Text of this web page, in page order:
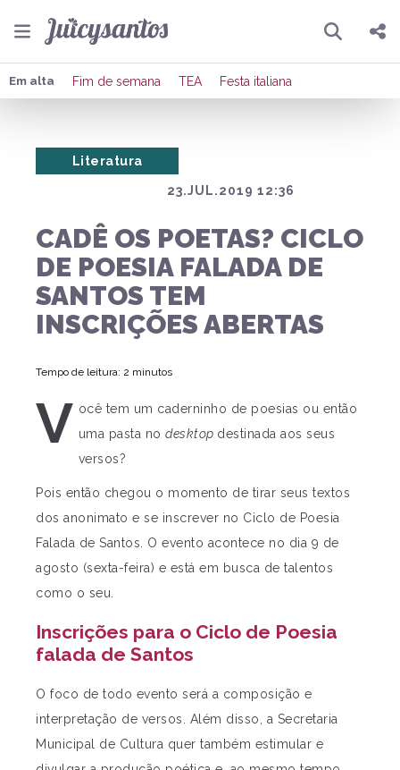
Pesquisar
Compartilhar
Publicar no X
Em alta Fim de semana TEA Festa italiana
23.JUL.2019 12:36
Literatura
CADÊ OS POETAS? CICLO
DE POESIA FALADA DE
SANTOS TEM
INSCRIÇÕES ABERTAS
Tempo de leitura: 2 minutos
V ocê tem um caderninho de poesias ou então
uma pasta no desktop destinada aos seus
versos?
Pois então chegou o momento de tirar seus textos
dos anonimato e se inscrever no Ciclo de Poesia
Falada de Santos. O evento acontece no dia 9 de
agosto (sexta-feira) e está em busca de talentos
como o seu.
Inscrições para o Ciclo de Poesia
falada de Santos
O foco de todo evento será a composição e
interpretação de versos. Além disso, a Secretaria
Municipal de Cultura quer também estimular e